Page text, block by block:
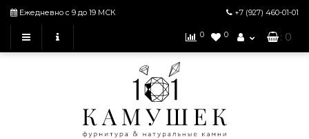
Ежедневно с 9 до 19 МСК +7 (927) 460-01-01
0 0 : 0